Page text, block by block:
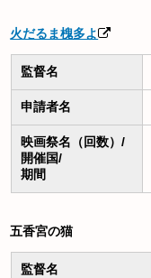
火だるま槐多よ
監督名
申請者名
映画祭名（回数）/
開催国/
期間
五香宮の猫
監督名